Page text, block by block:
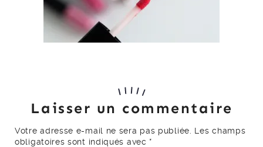
Laisser un commentaire
Votre adresse e-mail ne sera pas publiée.
Les champs
obligatoires sont indiqués avec *